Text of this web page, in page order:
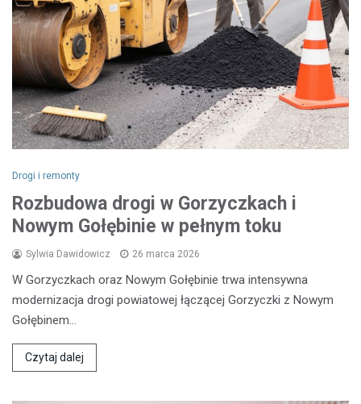
Drogi i remonty
Rozbudowa drogi w Gorzyczkach i
Nowym Gołębinie w pełnym toku
Sylwia Dawidowicz 26 marca 2026
W Gorzyczkach oraz Nowym Gołębinie trwa intensywna
modernizacja drogi powiatowej łączącej Gorzyczki z Nowym
Gołębinem…
Czytaj dalej